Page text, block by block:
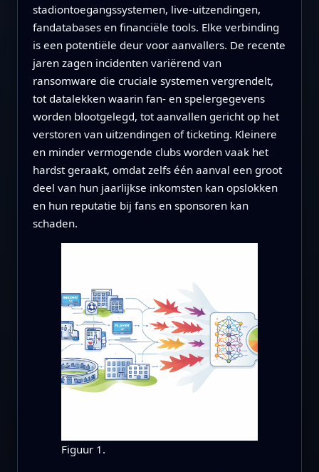
stadiontoegangssystemen, live-uitzendingen,
fandatabases en financiële tools. Elke verbinding
is een potentiële deur voor aanvallers. De recente
jaren zagen incidenten variërend van
ransomware die cruciale systemen vergrendelt,
tot datalekken waarin fan- en spelergegevens
worden blootgelegd, tot aanvallen gericht op het
verstoren van uitzendingen of ticketing. Kleinere
en minder vermogende clubs worden vaak het
hardst geraakt, omdat zelfs één aanval een groot
deel van hun jaarlijkse inkomsten kan opslokken
en hun reputatie bij fans en sponsoren kan
schaden.
Figuur 1.